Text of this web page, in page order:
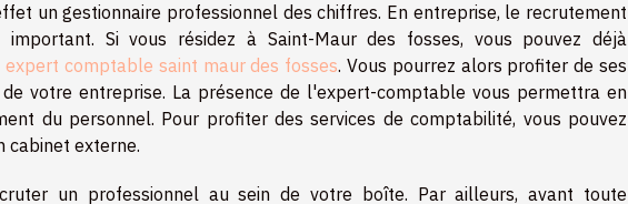
un gestionnaire professionnel des chiffres. En entreprise, le recrutement
Si vous résidez à Saint-Maur des fosses, vous pouvez déjà
expert comptable saint maur des fosses. Vous pourrez alors profiter de ses
votre entreprise. La présence de l'expert-comptable vous permettra en
du personnel. Pour profiter des services de comptabilité, vous pouvez
cabinet externe.
un professionnel au sein de votre boîte. Par ailleurs, avant toute